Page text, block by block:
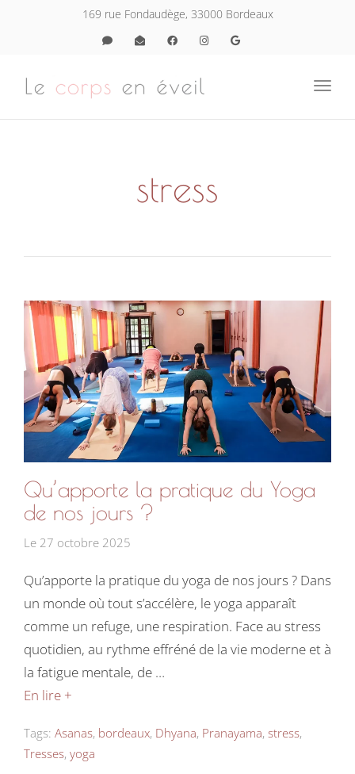
169 rue Fondaudège, 33000 Bordeaux
stress
Qu’apporte la pratique du Yoga
de nos jours ?
Le 27 octobre 2025
Qu’apporte la pratique du yoga de nos jours ? Dans
un monde où tout s’accélère, le yoga apparaît
comme un refuge, une respiration. Face au stress
quotidien, au rythme effréné de la vie moderne et à
la fatigue mentale, de …
En lire +
Tags: Asanas, bordeaux, Dhyana, Pranayama, stress,
Tresses, yoga